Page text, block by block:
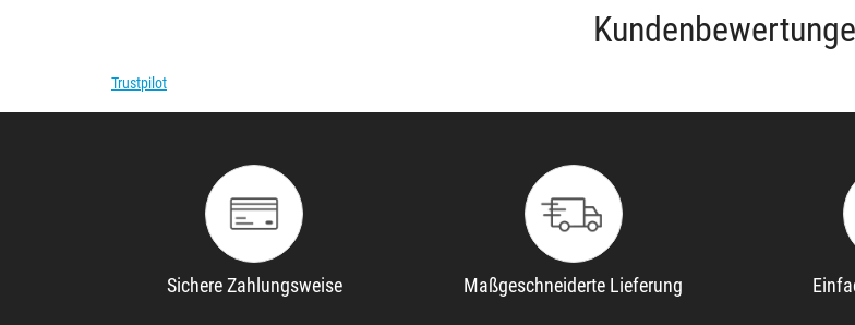
Trustpilot
Sichere Zahlungsweise Maßgeschneiderte Lieferung